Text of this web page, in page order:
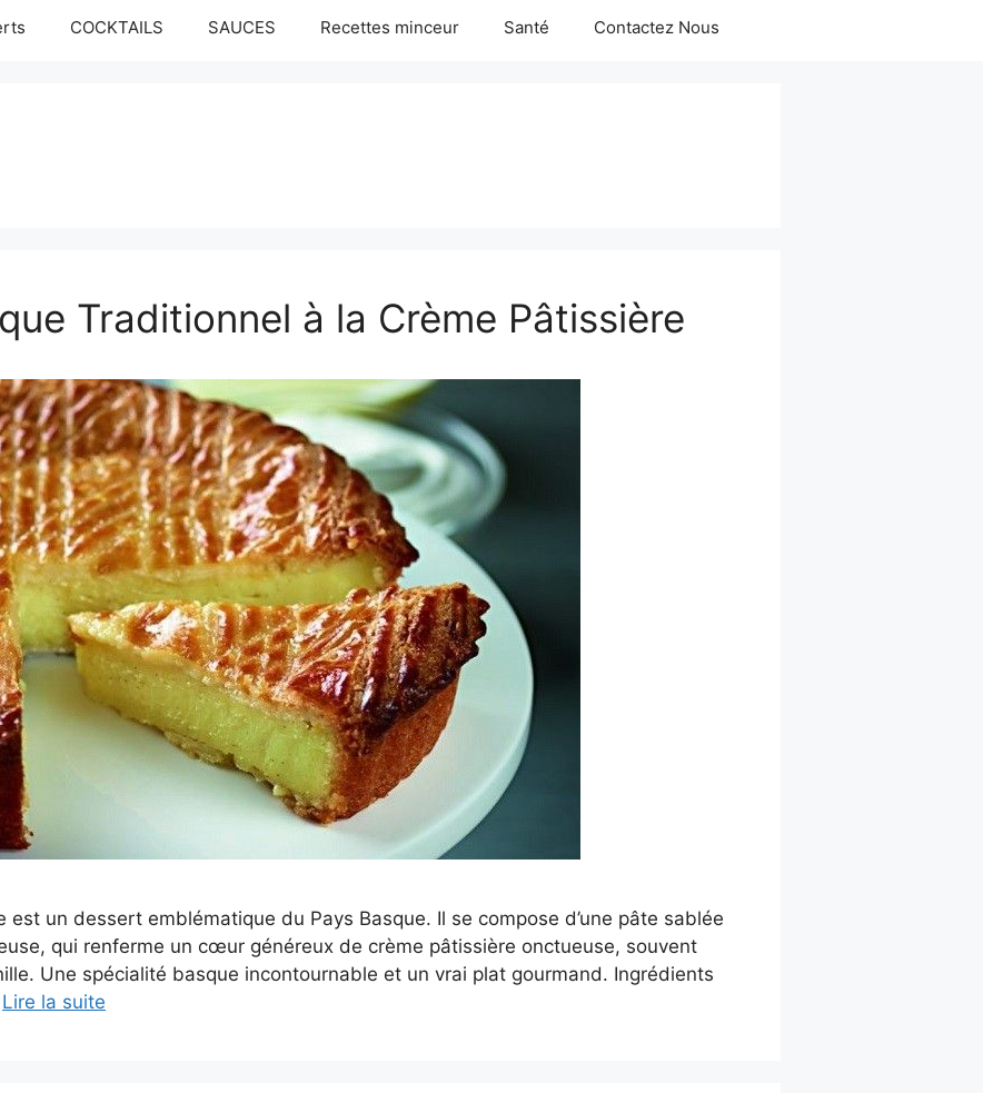
COCKTAILS SAUCES Recettes minceur Santé Contactez Nous
Traditionnel à la Crème Pâtissière
est un dessert emblématique du Pays Basque. Il se compose d’une pâte sablée
qui renferme un cœur généreux de crème pâtissière onctueuse, souvent
Une spécialité basque incontournable et un vrai plat gourmand. Ingrédients
Lire la suite